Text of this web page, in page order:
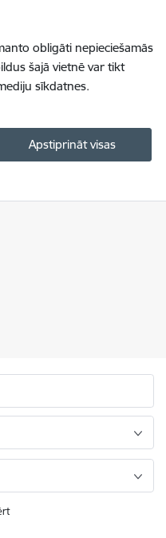
obligāti nepieciešamās
šajā vietnē var tikt
sīkdatnes.
Apstiprināt visas